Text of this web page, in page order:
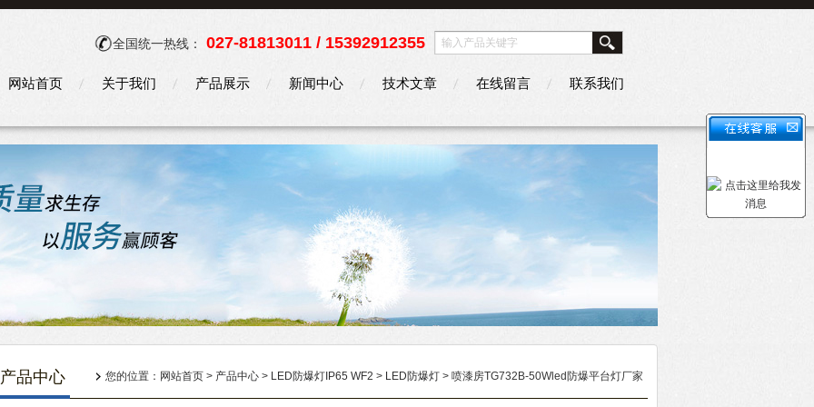
全国统一热线： 027-81813011 / 15392912355
网站首页 关于我们 产品展示 新闻中心 技术文章 在线留言 联系我们
产品中心 您的位置： 网站首页 > 产品中心 > LED防爆灯IP65 WF2 > LED防爆灯 > 喷漆房TG732B-50Wled防爆平台灯厂家